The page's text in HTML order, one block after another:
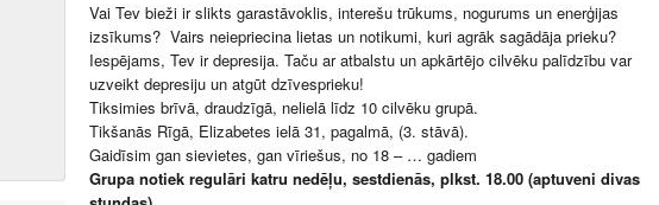
Vai Tev bieži ir slikts garastāvoklis, interešu trūkums, nogurums un enerģijas
izsīkums? Vairs neiepriecina lietas un notikumi, kuri agrāk sagādāja prieku?
Iespējams, Tev ir depresija. Taču ar atbalstu un apkārtējo cilvēku palīdzību var
uzveikt depresiju un atgūt dzīvesprieku!
Tiksimies brīvā, draudzīgā, nelielā līdz 10 cilvēku grupā.
Tikšanās Rīgā, Elizabetes ielā 31, pagalmā, (3. stāvā).
Gaidīsim gan sievietes, gan vīriešus, no 18 – … gadiem
Grupa notiek regulāri katru nedēļu, sestdienās, plkst. 18.00 (aptuveni divas